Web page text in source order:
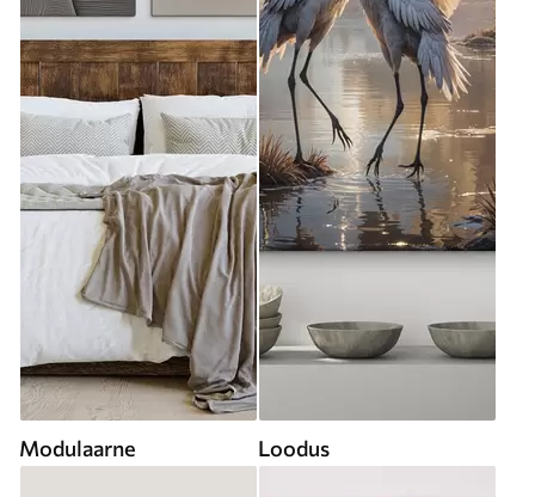
Modulaarne Loodus